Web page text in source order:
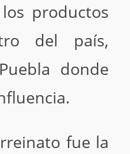
productos
del país,
donde
fue la